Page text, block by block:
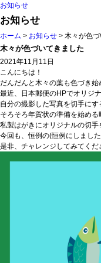
お知らせ
お知らせ
ホーム > お知らせ > 木々が色
木々が色づいてきました
2021年11月11日
こんにちは！
だんだんと木々の葉も色づき始
最近、日本郵便のHPでオリジ
自分の撮影した写真を切手にす
そろそろ年賀状の準備を始める
私製はがきにオリジナルの切手
今回も、恒例の(恒例にしまし
是非、チャレンジしてみてくだ